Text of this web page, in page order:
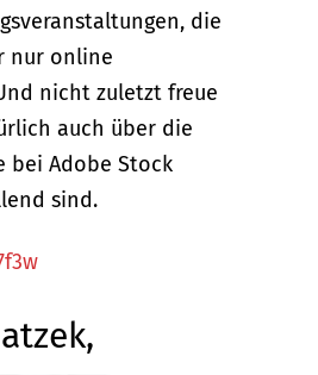
die
nur online
nicht zuletzt freue
auch über die
bei Adobe Stock
sind.